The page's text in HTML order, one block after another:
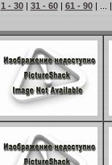
1 - 30| 31 - 60| 61 - 90| ... |